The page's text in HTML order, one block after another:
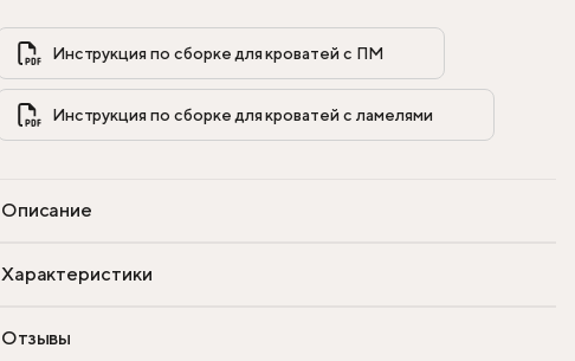
Инструкция по сборке для кроватей с ПМ
Инструкция по сборке для кроватей с ламелями
Описание
Характеристики
Отзывы